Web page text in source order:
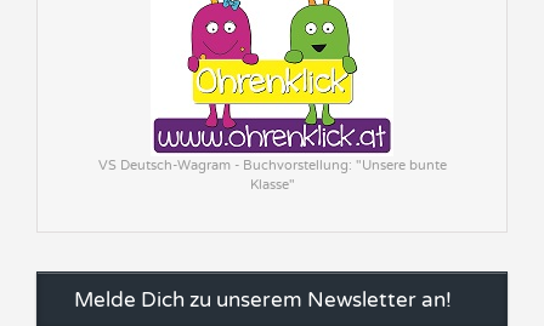
VS Deutsch-Wagram - Buchvorstellung: "Unsere bunte
Klasse"
Melde Dich zu unserem Newsletter an!